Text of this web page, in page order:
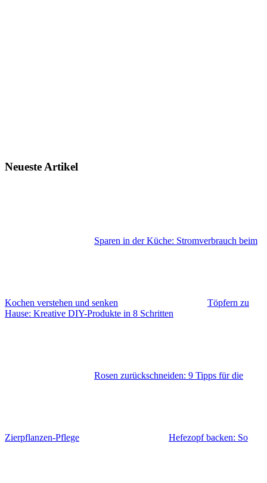
Neueste Artikel
Sparen in der Küche: Stromverbrauch beim
Kochen verstehen und senken
Töpfern zu
Hause: Kreative DIY-Produkte in 8 Schritten
Rosen zurückschneiden: 9 Tipps für die
Zierpflanzen-Pflege Hefezopf backen: So